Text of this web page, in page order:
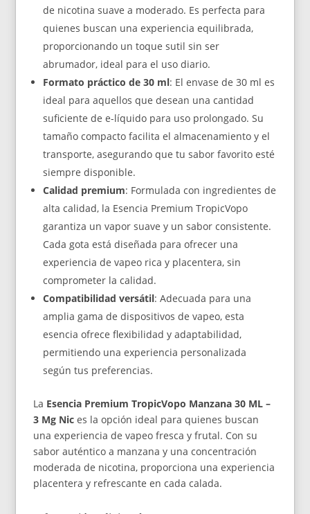
de nicotina suave a moderado. Es perfecta para
quienes buscan una experiencia equilibrada,
proporcionando un toque sutil sin ser
abrumador, ideal para el uso diario.
Formato práctico de 30 ml: El envase de 30 ml es
ideal para aquellos que desean una cantidad
suficiente de e-líquido para uso prolongado. Su
tamaño compacto facilita el almacenamiento y el
transporte, asegurando que tu sabor favorito esté
siempre disponible.
Calidad premium: Formulada con ingredientes de
alta calidad, la Esencia Premium TropicVopo
garantiza un vapor suave y un sabor consistente.
Cada gota está diseñada para ofrecer una
experiencia de vapeo rica y placentera, sin
comprometer la calidad.
Compatibilidad versátil: Adecuada para una
amplia gama de dispositivos de vapeo, esta
esencia ofrece flexibilidad y adaptabilidad,
permitiendo una experiencia personalizada
según tus preferencias.
La Esencia Premium TropicVopo Manzana 30 ML –
3 Mg Nic es la opción ideal para quienes buscan
una experiencia de vapeo fresca y frutal. Con su
sabor auténtico a manzana y una concentración
moderada de nicotina, proporciona una experiencia
placentera y refrescante en cada calada.